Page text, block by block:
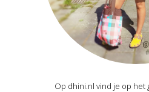
Op dhini.nl vind je op het